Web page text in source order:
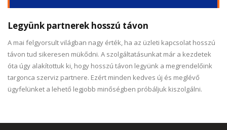
Legyünk partnerek hosszú távon
A mai felgyorsult világban nagy érték, ha az üzleti kapcsolat hosszú
távon tud sikeresen mükődni. A szolgáltatásunkat már a kezdetek
óta úgy alakítottuk ki, hogy hosszú távon legyünk a megrendelőink
targonca szerviz partnere. Ezért minden kedves új és meglévő
ügyfelünket a lehető legjobb minőségben próbáljuk kiszolgálni.